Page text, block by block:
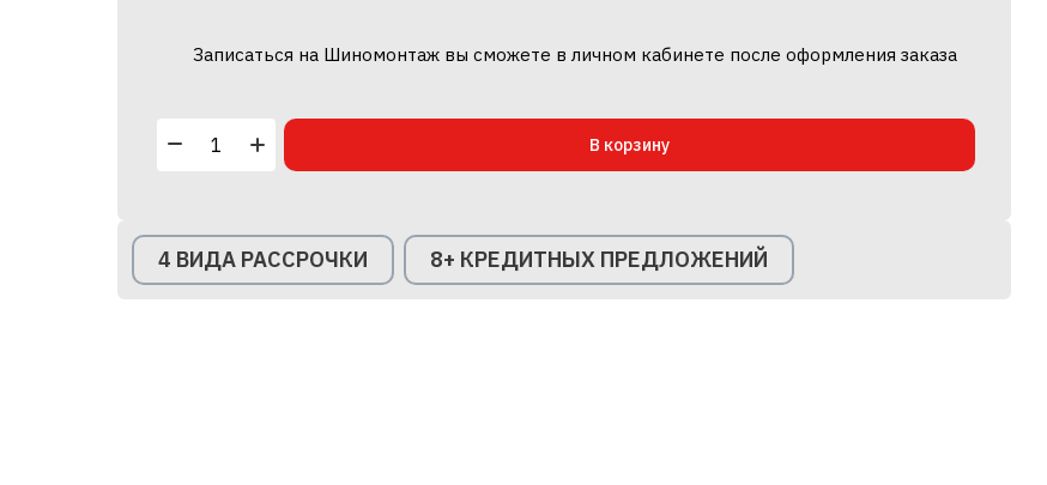
Записаться на Шиномонтаж вы сможете в личном кабинете после оформления заказа
В корзину
4 ВИДА РАССРОЧКИ 8+ КРЕДИТНЫХ ПРЕДЛОЖЕНИЙ